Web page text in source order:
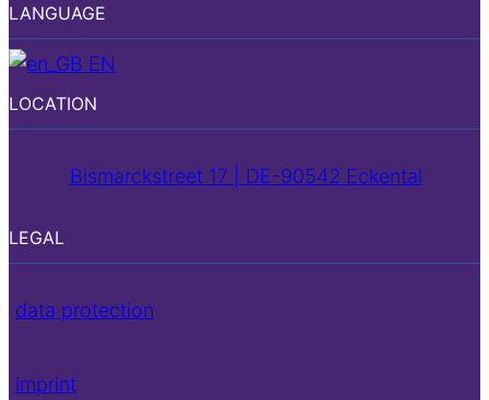
LANGUAGE
EN
LOCATION
Bismarckstreet 17 | DE-90542 Eckental
LEGAL
data protection
imprint